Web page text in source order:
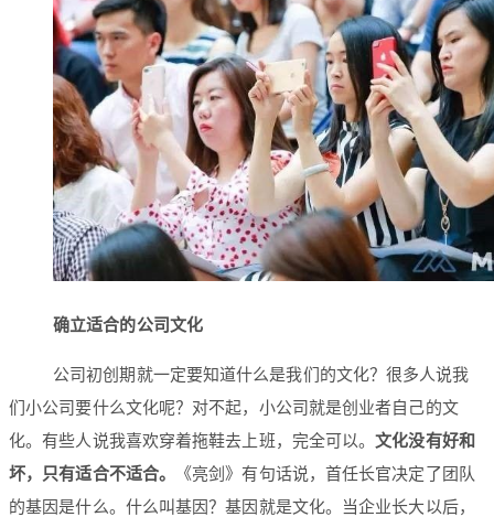
确立适合的公司文化
公司初创期就一定要知道什么是我们的文化？很多人说我
们小公司要什么文化呢？对不起，小公司就是创业者自己的文
化。有些人说我喜欢穿着拖鞋去上班，完全可以。文化没有好和
坏，只有适合不适合。
《亮剑》有句话说，首任长官决定了团队
的基因是什么。什么叫基因？基因就是文化。当企业长大以后，